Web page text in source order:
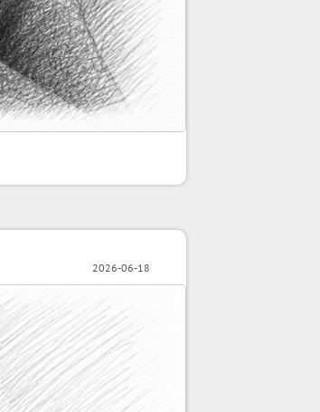
2026-06-18